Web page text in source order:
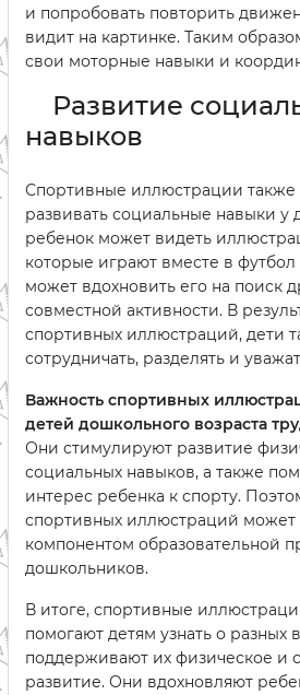
и попробовать повторить
видит на картинке. Таким
свои моторные навыки и
Развитие
навыков
Спортивные иллюстрации также
развивать социальные навыки у
ребенок может видеть
которые играют вместе в футбол
может вдохновить его на поиск
совместной активности. В
спортивных иллюстраций, дети
сотрудничать, разделять и
Важность спортивных
детей дошкольного возраста
Они стимулируют развитие
социальных навыков, а также
интерес ребенка к спорту.
спортивных иллюстраций
компонентом образовательной
дошкольников.
В итоге, спортивные
помогают детям узнать о разных
поддерживают их физическое и
развитие. Они вдохновляют